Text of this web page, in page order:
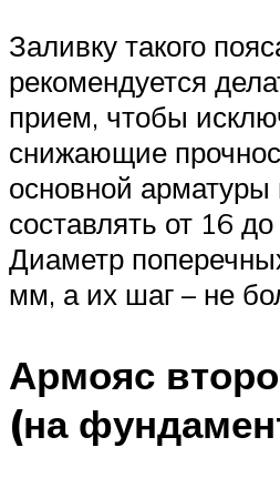
Заливку такого
рекомендуется
прием, чтобы
снижающие
основной
составлять от 16
Диаметр
мм, а их шаг – не
Армояс
(на